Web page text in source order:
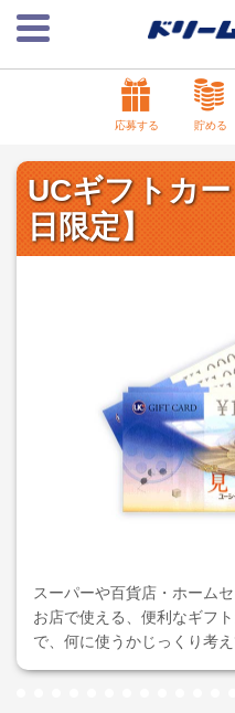
応募する 貯める
UCギフトカ
日限定】
スーパーや百貨店・ホーム
お店で使える、便利なギフ
で、何に使うかじっくり考